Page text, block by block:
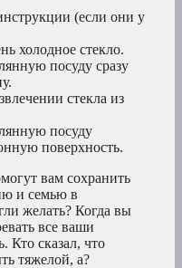
(если они у
холодное стекло.
посуду сразу
стекла из
посуду
поверхность.
вам сохранить
и семью в
желать? Когда вы
все ваши
Кто сказал, что
тяжелой, а?